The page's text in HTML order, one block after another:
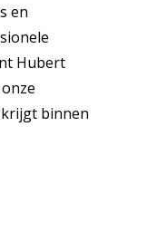
en
Hubert
binnen